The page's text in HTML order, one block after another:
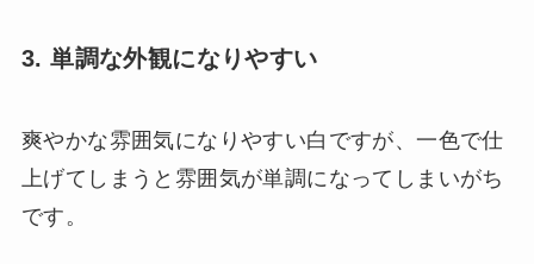
3. 単調な外観になりやすい
爽やかな雰囲気になりやすい白ですが、一色で仕
上げてしまうと雰囲気が単調になってしまいがち
です。